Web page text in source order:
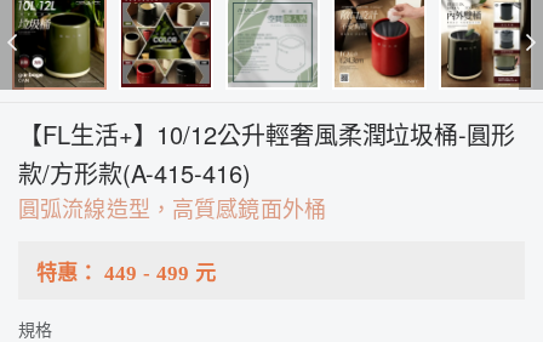
【FL生活+】10/12公升輕奢風柔潤垃圾桶-圓形
款/方形款(A-415-416)
圓弧流線造型，高質感鏡面外桶
特惠： 449 - 499 元
規格